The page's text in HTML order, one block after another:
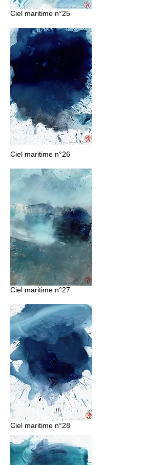
Ciel maritime n°25
Ciel maritime n°26
Ciel maritime n°27
Ciel maritime n°28